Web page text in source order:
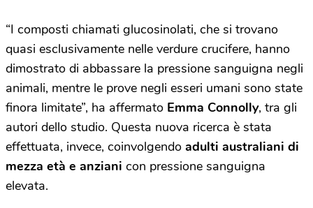
“I composti chiamati glucosinolati, che si trovano
quasi esclusivamente nelle verdure crucifere, hanno
dimostrato di abbassare la pressione sanguigna negli
animali, mentre le prove negli esseri umani sono state
finora limitate”, ha affermato Emma Connolly, tra gli
autori dello studio. Questa nuova ricerca è stata
effettuata, invece, coinvolgendo adulti australiani di
mezza età e anziani con pressione sanguigna
elevata.